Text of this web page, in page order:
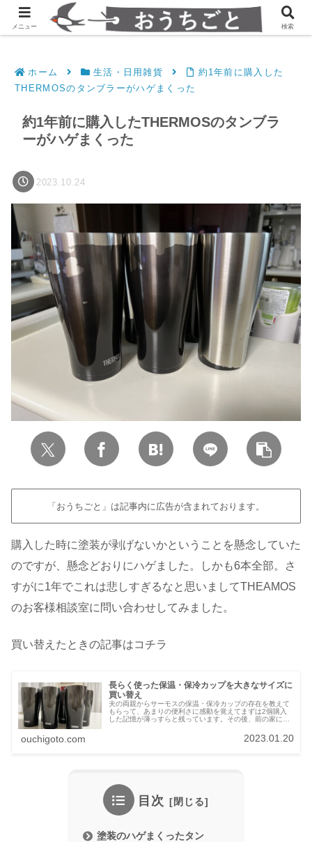
発達障害凸凹夫婦のシンプルすっきり生活
ホーム 生活・日用雑貨
約1年前に購入した
THERMOSのタンブラーがハゲまくった
約1年前に購入したTHERMOSのタンブラ
ーがハゲまくった
2023.10.24
「おうちごと」は記事内に広告が含まれております。
購入した時に塗装が剥げないかということを懸念していた
のですが、懸念どおりにハゲました。しかも6本全部。さ
すがに1年でこれは悲しすぎるなと思いましてTHEAMOS
のお客様相談室に問い合わせしてみました。
買い替えたときの記事はコチラ
長らく使った保温・保冷カップを大きなサイズに
買い替え
夫の両親からサーモスの保温・保冷カップの存在を教えて
もらって、あまりの便利さに感動を覚えてまずは2個購入
した記憶が薄っすらと残っています。その後、前の家に引
ouchigoto.com 2023.01.20
目次
塗装のハゲまくったタン
メニュー 検索